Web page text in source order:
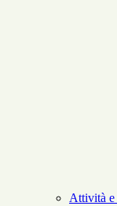
Attività e